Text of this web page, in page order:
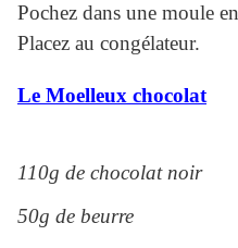
Pochez dans une moule
Placez au congélateur.
Le Moelleux chocolat
110g de chocolat noir
50g de beurre